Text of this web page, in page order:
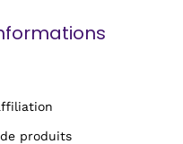
produits